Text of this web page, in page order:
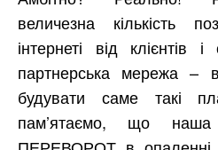
величезна кількість
інтернеті від клієнтів
партнерська мережа –
будувати саме такі
пам’ятаємо, що